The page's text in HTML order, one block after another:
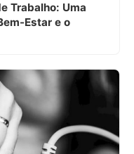
Trabalho: Uma
Estar e o